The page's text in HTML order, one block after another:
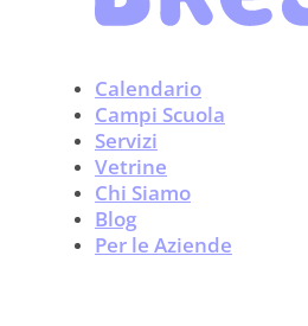
Calendario
Campi Scuola
Servizi
Vetrine
Chi Siamo
Blog
Per le Aziende